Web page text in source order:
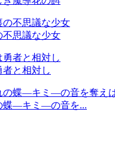
不思議な少女
者と相対し
蝶―キミ―の音を...